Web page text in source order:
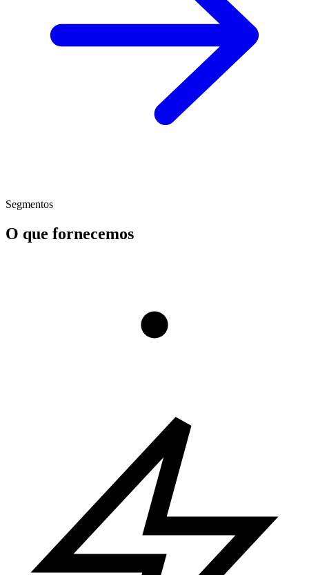
Segmentos
O que fornecemos